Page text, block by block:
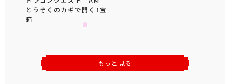
とうぞくのカギで開く！宝
箱
もっと見る